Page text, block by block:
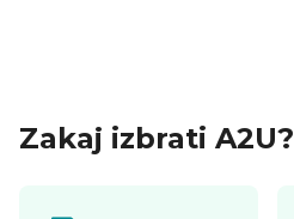
Zakaj izbrati A2U?